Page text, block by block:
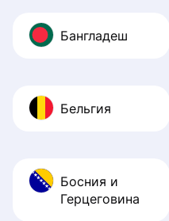
Бангладеш
Бельгия
Босния и
Герцеговина